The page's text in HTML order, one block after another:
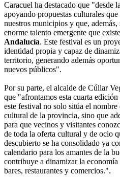
Caracuel ha destacado que "desde
apoyando propuestas culturales
nuestros municipios y que, además,
enorme talento emergente que
Andalucía. Este festival es un
identidad propia y capaz de
territorio, generando además
nuevos públicos".
Por su parte, el alcalde de Cúllar
que "afrontamos esta cuarta
este festival no solo sitúa el
cultural de la provincia, sino que
para que vecinos y visitantes
de toda la oferta cultural y de ocio
descubierto se ha consolidado ya
calendario para los amantes de la
contribuye a dinamizar la
bares, restaurantes y comercios.".